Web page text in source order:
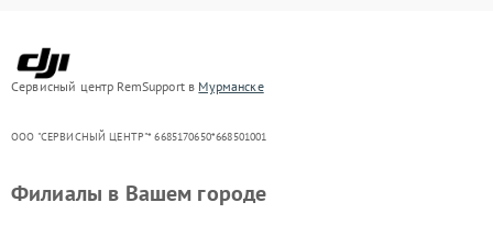
Сервисный центр RemSupport в Мурманске
ООО "СЕРВИСНЫЙ ЦЕНТР"* 6685170650*668501001
Филиалы в Вашем городе